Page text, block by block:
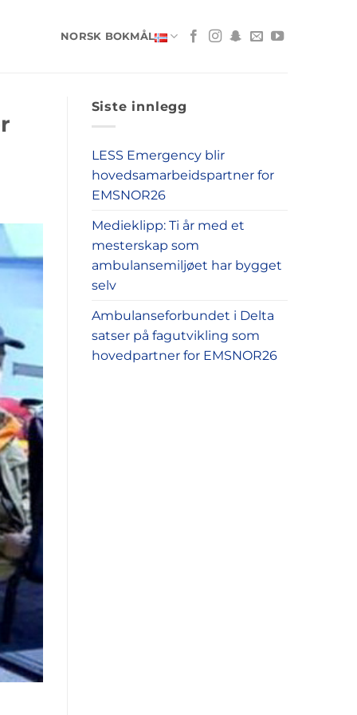
NORSK BOKMÅL
Siste innlegg
LESS Emergency blir
hovedsamarbeidspartner for
EMSNOR26
Medieklipp: Ti år med et
mesterskap som
ambulansemiljøet har bygget
selv
Ambulanseforbundet i Delta
satser på fagutvikling som
hovedpartner for EMSNOR26